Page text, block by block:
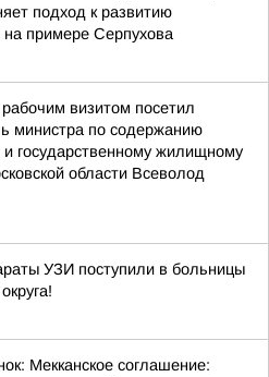
подход к развитию
на примере Серпухова
визитом посетил
министра по содержанию
и государственному жилищному
области Всеволод
УЗИ поступили в больницы
Мекканское соглашение: